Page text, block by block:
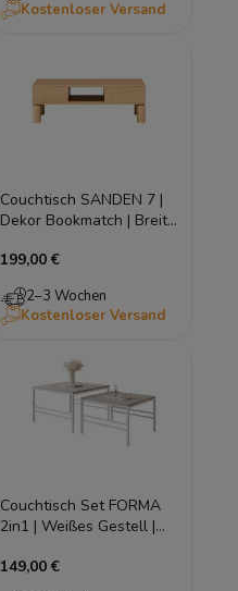
Kostenloser Versand
Couchtisch SANDEN 7 |
Dekor Bookmatch | Breite
199,00 €
2–3 Wochen
Kostenloser Versand
Couchtisch Set FORMA
2in1 | Weißes Gestell |
149,00 €